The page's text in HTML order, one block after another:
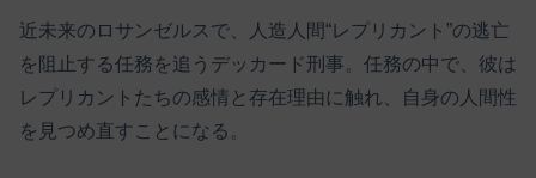
近未来のロサンゼルスで、人造人間“レプリカント”の逃亡
を阻止する任務を追うデッカード刑事。任務の中で、彼は
レプリカントたちの感情と存在理由に触れ、自身の人間性
を見つめ直すことになる。